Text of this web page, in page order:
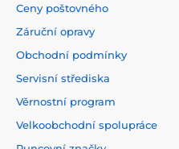
Ceny poštovného
Záruční opravy
Obchodní podmínky
Servisní střediska
Věrnostní program
Velkoobchodní spolupráce